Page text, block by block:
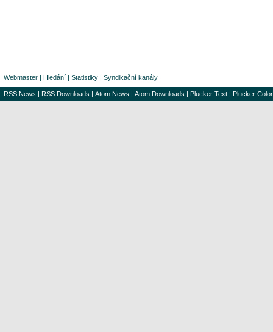
Webmaster | Hledání | Statistiky | Syndikační kanály
RSS News | RSS Downloads | Atom News | Atom Downloads | Plucker Text | Plucker Color